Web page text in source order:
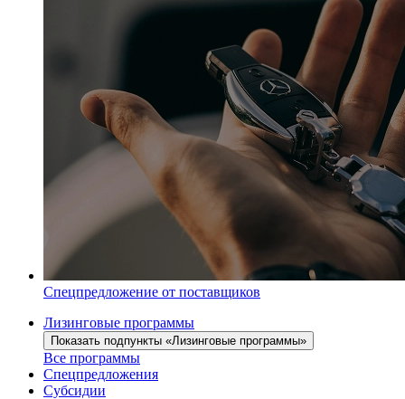
Спецпредложение от поставщиков
Лизинговые программы
Показать подпункты «Лизинговые программы»
Все программы
Спецпредложения
Субсидии